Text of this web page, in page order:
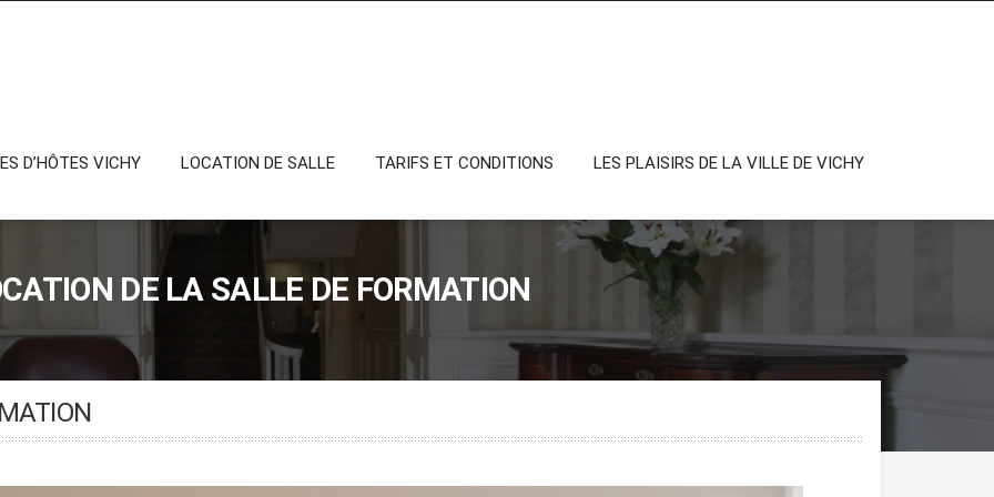
D’HÔTES VICHY LOCATION DE SALLE TARIFS ET CONDITIONS LES PLAISIRS DE LA VILLE DE VICHY
DE LA SALLE DE FORMATION